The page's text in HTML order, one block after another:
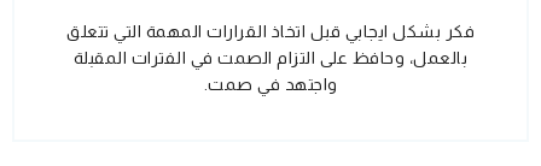
فكر بشكل ايجابي قبل اتخاذ القرارات المهمة التي تتعلق
بالعمل، وحافظ على التزام الصمت في الفترات المقبلة
واجتهد في صمت.